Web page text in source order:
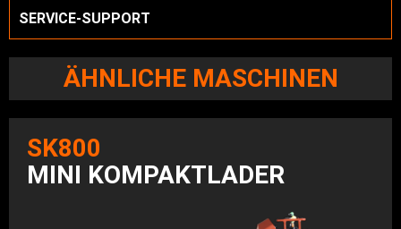
SERVICE-SUPPORT
ÄHNLICHE MASCHINEN
SK800
MINI KOMPAKTLADER